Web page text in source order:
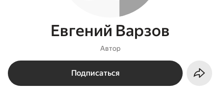
Евгений Варзов
Автор
Подписаться